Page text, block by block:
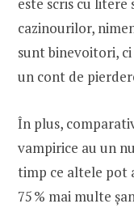
cazinourilor,
sunt binevoitori,
un cont de
În plus,
vampirice au un
timp ce altele pot
75 % mai multe